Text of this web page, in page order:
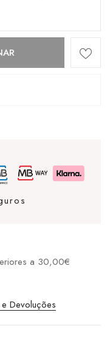
a 30,00€
Devoluções